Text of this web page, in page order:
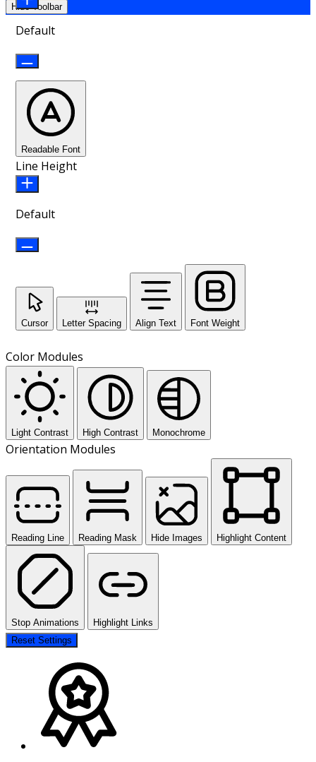
Hide Toolbar
Default
Readable Font
Line Height
Default
Cursor Letter Spacing Align Text Font Weight
Color Modules
Light Contrast High Contrast Monochrome
Orientation Modules
Reading Line Reading Mask Hide Images Highlight Content
Stop Animations
Highlight Links
Reset Settings